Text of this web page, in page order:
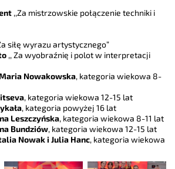
,,Za mistrzowskie połączenie techniki i
siłę wyrazu artystycznego”
,, Za wyobraźnię i polot w interpretacji
Nowakowska, kategoria wiekowa 8-
, kategoria wiekowa 12-15 lat
, kategoria powyżej 16 lat
Leszczyńska, kategoria wiekowa 8-11 lat
Bundziów, kategoria wiekowa 12-15 lat
Nowak i Julia Hanc, kategoria wiekowa